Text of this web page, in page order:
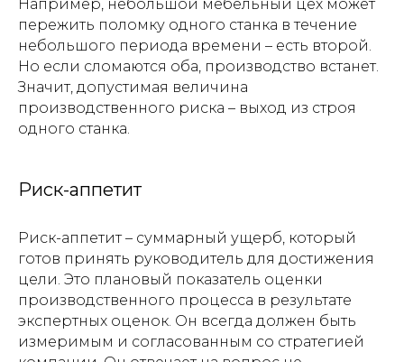
Например, небольшой мебельный цех может
пережить поломку одного станка в течение
небольшого периода времени – есть второй.
Но если сломаются оба, производство встанет.
Значит, допустимая величина
производственного риска – выход из строя
одного станка.
Риск-аппетит
Риск-аппетит – суммарный ущерб, который
готов принять руководитель для достижения
цели. Это плановый показатель оценки
производственного процесса в результате
экспертных оценок. Он всегда должен быть
измеримым и согласованным со стратегией